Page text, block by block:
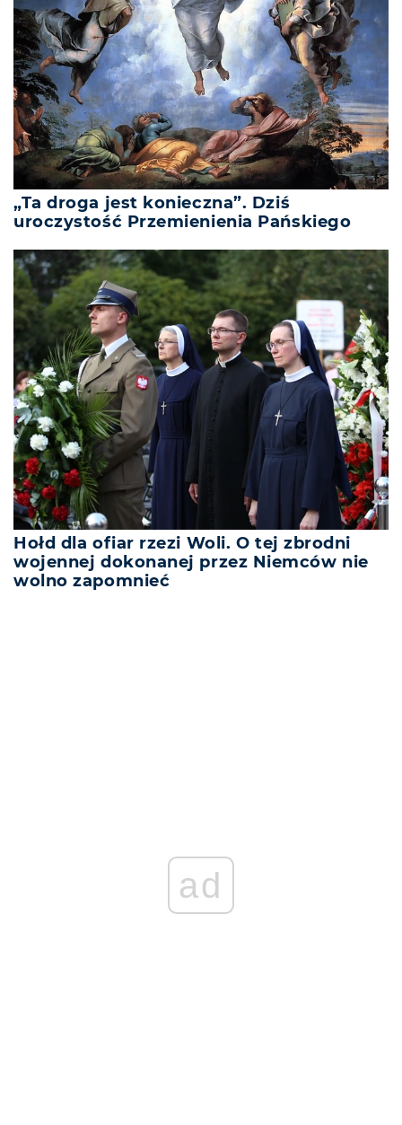
„Ta droga jest konieczna”. Dziś
uroczystość Przemienienia Pańskiego
Hołd dla ofiar rzezi Woli. O tej zbrodni
wojennej dokonanej przez Niemców nie
wolno zapomnieć